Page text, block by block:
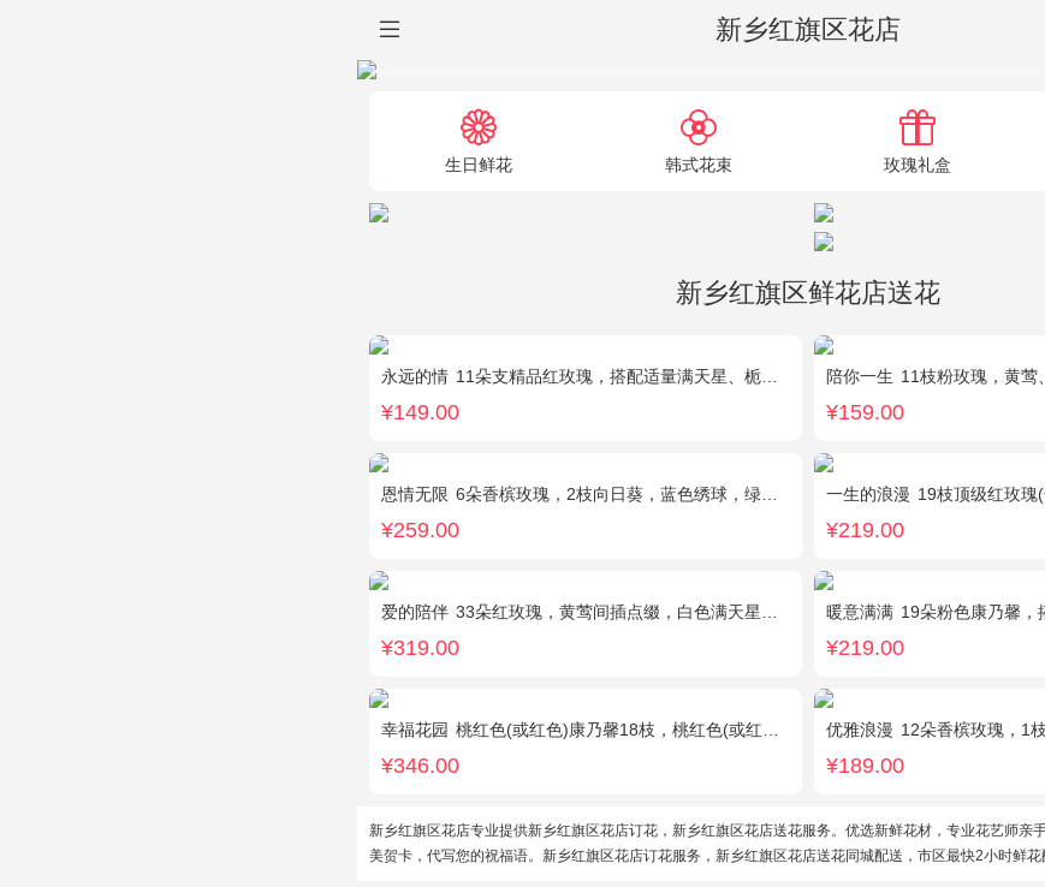
新乡红旗区花店
生日鲜花 韩式花束 玫瑰礼盒
新乡红旗区鲜花店送花
永远的情 11朵支精品红玫瑰，搭配适量满天星、栀子叶。
¥149.00
陪你一生 11枝粉玫瑰，黄莺
¥159.00
恩情无限 6朵香槟玫瑰，2枝向日葵，蓝色绣球，绿色桔梗、绿叶搭配
¥259.00
一生的浪漫 19枝顶级红玫瑰(长柄)
¥219.00
爱的陪伴 33朵红玫瑰，黄莺间插点缀，白色满天星外围点缀搭配
¥319.00
暖意满满 19朵粉色康乃馨，搭
¥219.00
幸福花园 桃红色(或红色)康乃馨18枝，桃红色(或红色)玫瑰18枝，粉色康乃馨12枝，粉色多头小康乃馨9枝，点缀适量绿叶、叶上黄金等。
¥346.00
优雅浪漫 12朵香槟玫瑰，1
¥189.00
新乡红旗区花店专业提供新乡红旗区花店订花，新乡红旗区花店送花服务。优选新鲜花材，专业花艺师亲
美贺卡，代写您的祝福语。新乡红旗区花店订花服务，新乡红旗区花店送花同城配送，市区最快2小时鲜花